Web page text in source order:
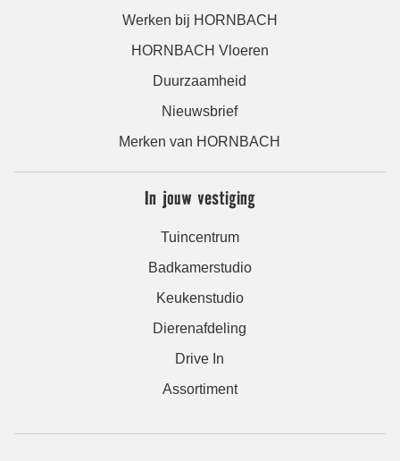
Werken bij HORNBACH
HORNBACH Vloeren
Duurzaamheid
Nieuwsbrief
Merken van HORNBACH
In jouw vestiging
Tuincentrum
Badkamerstudio
Keukenstudio
Dierenafdeling
Drive In
Assortiment